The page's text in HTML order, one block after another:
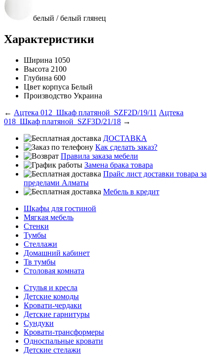
белый / белый глянец
Характеристики
Ширина 1050
Высота 2100
Глубина 600
Цвет корпуса Белый
Производство Украина
← Ацтека 012_Шкаф платяной_SZF2D/19/11 Ацтека
018_Шкаф платяной_SZF3D/21/18 →
ДОСТАВКА
Как сделать заказ?
Правила заказа мебели
Замена брака товара
Прайс лист доставки товара за
пределами Алматы
Мебель в кредит
Шкафы для гостиной
Мягкая мебель
Стенки
Тумбы
Стеллажи
Домашний кабинет
Тв тумбы
Столовая комната
Стулья и кресла
Детские комоды
Кровати-чердаки
Детские гарнитуры
Сундуки
Кровати-трансформеры
Односпальные кровати
Детские стелажи